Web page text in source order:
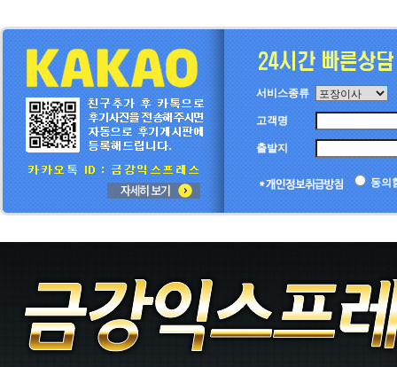
서비스종류
고객명
출발지
동의